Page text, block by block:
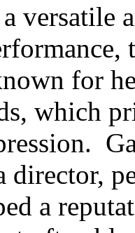
versatile
for
which
director,
a